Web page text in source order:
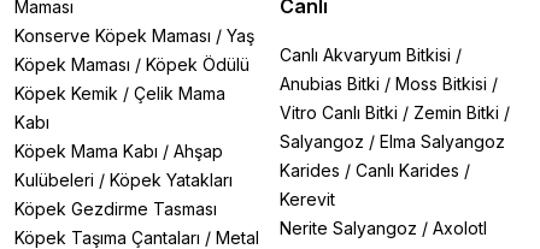
Maması
Konserve Köpek Maması / Yaş
Köpek Maması / Köpek Ödülü
Köpek Kemik / Çelik Mama
Kabı
Köpek Mama Kabı / Ahşap
Kulübeleri / Köpek Yatakları
Köpek Gezdirme Tasması
Köpek Taşıma Çantaları / Metal
Canlı
Canlı Akvaryum Bitkisi /
Anubias Bitki / Moss Bitkisi /
Vitro Canlı Bitki / Zemin Bitki /
Salyangoz / Elma Salyangoz
Karides / Canlı Karides /
Kerevit
Nerite Salyangoz / Axolotl